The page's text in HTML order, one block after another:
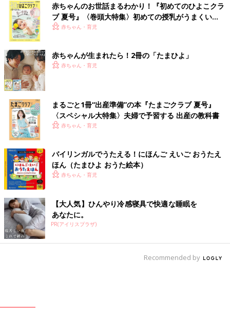
赤ちゃんのお世話まるわかり！『初めてのひよこクラ
ブ 夏号』〈巻頭大特集〉初めての授乳がうまくい
く！ おっぱい・ミルクの基本と夏のトラブル 解決テ
赤ちゃん・育児
赤ちゃんが生まれたら！2冊の「たまひよ」
赤ちゃん・育児
まるごと1冊“出産準備”の本『たまごクラブ 夏号』
〈スペシャル大特集〉夫婦で予習する 出産の教科書
赤ちゃん・育児
バイリンガルでうたえる！にほんご えいご おうたえ
ほん（たまひよ おうた絵本）
赤ちゃん・育児
【大人気】ひんやり冷感寝具で快適な睡眠を
あなたに。
PR(アイリスプラザ)
Recommended by